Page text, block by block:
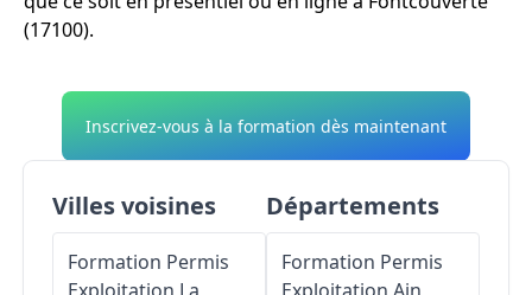
(17100).
Inscrivez-vous à la formation dès maintenant
Villes voisines
Formation Permis
Exploitation La
Départements
Formation Permis
Exploitation Ain